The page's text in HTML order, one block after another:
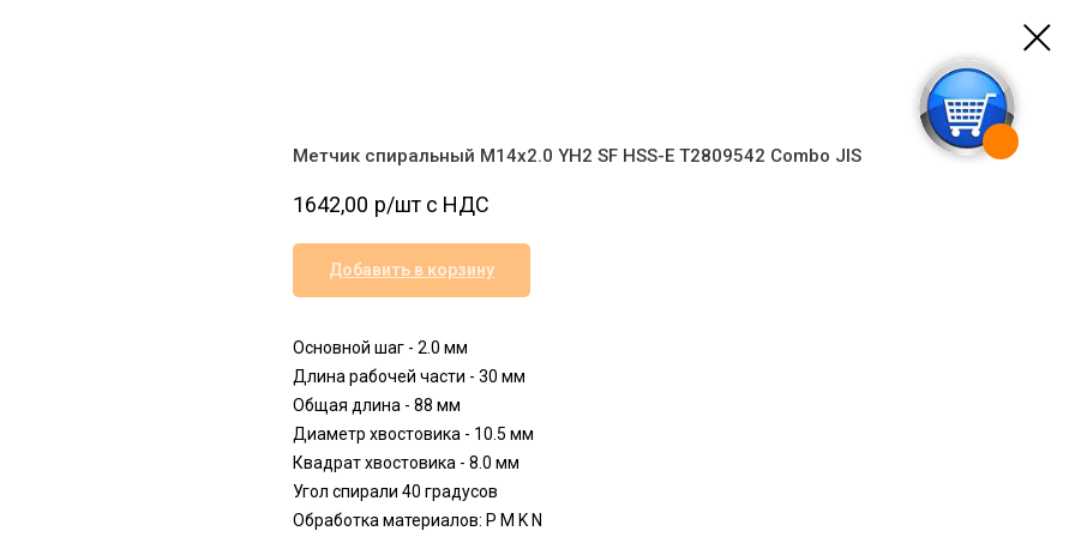
Метчик спиральный M14x2.0 YH2 SF HSS-E T2809542 Combo JIS
1642,00 р/шт c НДС
Добавить в корзину
Основной шаг - 2.0 мм
Длина рабочей части - 30 мм
Общая длина - 88 мм
Диаметр хвостовика - 10.5 мм
Квадрат хвостовика - 8.0 мм
Угол спирали 40 градусов
Обработка материалов: P M K N